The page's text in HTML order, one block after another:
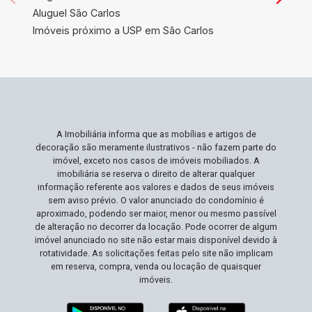
Aluguel São Carlos
Imóveis próximo a USP em São Carlos
A Imobiliária informa que as mobílias e artigos de
decoração são meramente ilustrativos - não fazem parte do
imóvel, exceto nos casos de imóveis mobiliados. A
imobiliária se reserva o direito de alterar qualquer
informação referente aos valores e dados de seus imóveis
sem aviso prévio. O valor anunciado do condomínio é
aproximado, podendo ser maior, menor ou mesmo passível
de alteração no decorrer da locação. Pode ocorrer de algum
imóvel anunciado no site não estar mais disponível devido à
rotatividade. As solicitações feitas pelo site não implicam
em reserva, compra, venda ou locação de quaisquer
imóveis.